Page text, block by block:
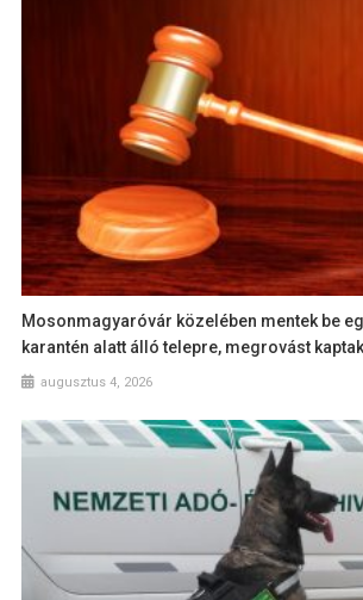
Mosonmagyaróvár közelében mentek be
karantén alatt álló telepre, megrovást kaptak
augusztus 4, 2026